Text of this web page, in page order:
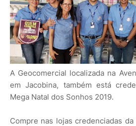
A Geocomercial localizada na
em Jacobina, também está
Mega Natal dos Sonhos 2019.
Compre nas lojas credenciadas